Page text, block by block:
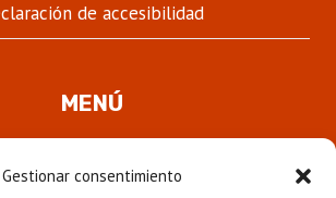
Gestionar consentimiento
de accesibilidad
MENÚ